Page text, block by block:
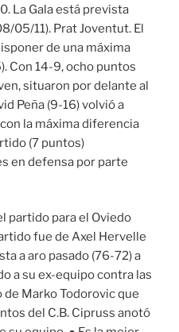
La Gala está prevista
05/11). Prat Joventut. El
de una máxima
Con 14-9, ocho puntos
situaron por delante al
Peña (9-16) volvió a
la máxima diferencia
(7 puntos)
en defensa por parte
partido para el Oviedo
fue de Axel Hervelle
a aro pasado (76-72) a
a su ex-equipo contra las
Marko Todorovic que
del C.B. Cipruss anotó